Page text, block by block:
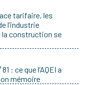
tarifaire, les
l’industrie
la construction se
: ce que l’AQEI a
mémoire